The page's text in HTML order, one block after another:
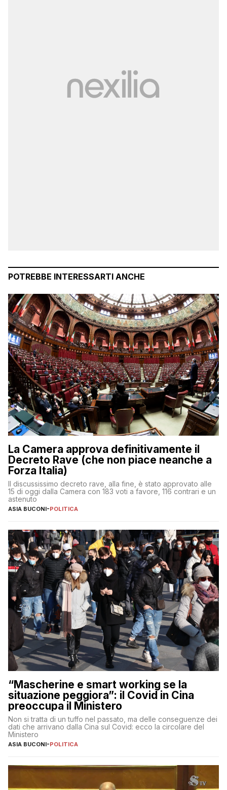
POTREBBE INTERESSARTI ANCHE
La Camera approva definitivamente il
Decreto Rave (che non piace neanche a
Forza Italia)
Il discussissimo decreto rave, alla fine, è stato approvato alle
15 di oggi dalla Camera con 183 voti a favore, 116 contrari e un
astenuto
ASIA BUCONI-POLITICA
“Mascherine e smart working se la
situazione peggiora”: il Covid in Cina
preoccupa il Ministero
Non si tratta di un tuffo nel passato, ma delle conseguenze dei
dati che arrivano dalla Cina sul Covid: ecco la circolare del
Ministero
ASIA BUCONI-POLITICA